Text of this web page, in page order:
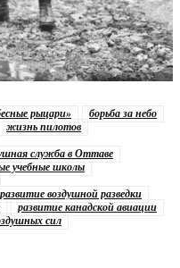
рыцари»
борьба за небо
жизнь пилотов
служба в Оттаве
учебные школы
развитие воздушной разведки
развитие канадской авиации
сил